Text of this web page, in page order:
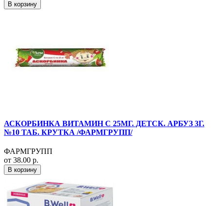
В корзину
АСКОРБИНКА ВИТАМИН С 25МГ. ДЕТСК. АРБУЗ 3Г.
№10 ТАБ. КРУТКА /ФАРМГРУПП/
ФАРМГРУПП
от 38.00 р.
В корзину